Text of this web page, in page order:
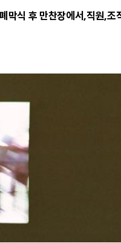
막식 후 만찬장에서,직원,조